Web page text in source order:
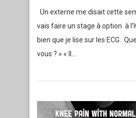
Un externe me disait cette
vais faire un stage à option à
bien que je lise sur les ECG.
vous ? » « Il…